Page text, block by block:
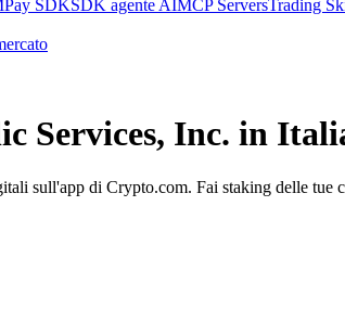
Pay SDKSDK agente AIMCP ServersTrading
Services, Inc. in
sull'app di Crypto.com. Fai staking delle